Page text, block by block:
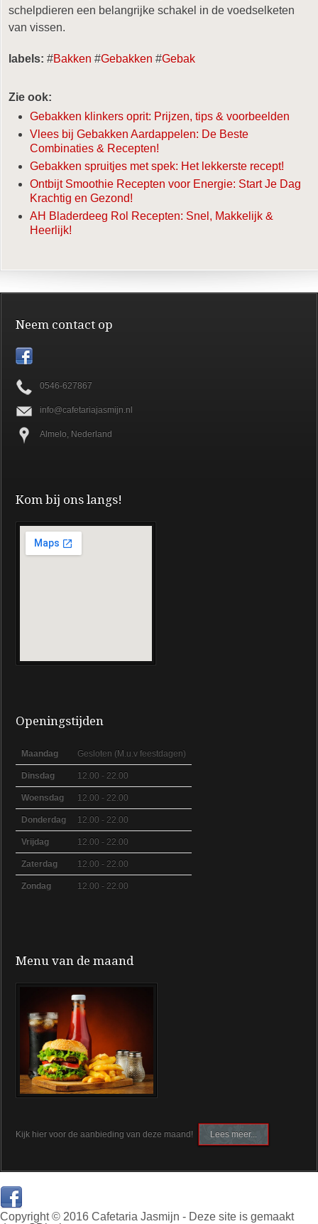
schelpdieren een belangrijke schakel in de voedselketen
van vissen.
labels: #Bakken #Gebakken #Gebak
Zie ook:
Gebakken klinkers oprit: Prijzen, tips & voorbeelden
Vlees bij Gebakken Aardappelen: De Beste
Combinaties & Recepten!
Gebakken spruitjes met spek: Het lekkerste recept!
Ontbijt Smoothie Recepten voor Energie: Start Je Dag
Krachtig en Gezond!
AH Bladerdeeg Rol Recepten: Snel, Makkelijk &
Heerlijk!
Neem contact op
0546-627867
info@cafetariajasmijn.nl
Almelo, Nederland
Kom bij ons langs!
Openingstijden
Maandag Gesloten (M.u.v feestdagen)
Dinsdag 12.00 - 22.00
Woensdag 12.00 - 22.00
Donderdag 12.00 - 22.00
Vrijdag 12.00 - 22.00
Zaterdag 12.00 - 22.00
Zondag 12.00 - 22.00
Menu van de maand
Kijk hier voor de aanbieding van deze maand! Lees meer...
Copyright © 2016 Cafetaria Jasmijn - Deze site is gemaakt